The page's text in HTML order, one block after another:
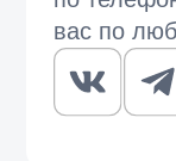
Оттенок и
освещения и
модели вживую